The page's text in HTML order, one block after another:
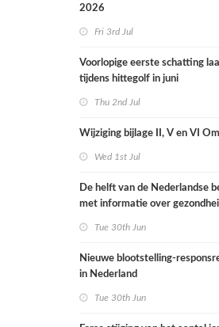
2026
Fri 3rd Jul
Voorlopige eerste schatting
tijdens hittegolf in juni
Thu 2nd Jul
Wijziging bijlage II, V en VI
Wed 1st Jul
De helft van de Nederlandse
met informatie over
Tue 30th Jun
Nieuwe blootstelling-
in Nederland
Tue 30th Jun